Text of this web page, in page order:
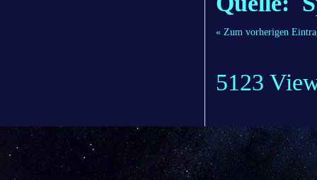
« Zum vorherigen
5123